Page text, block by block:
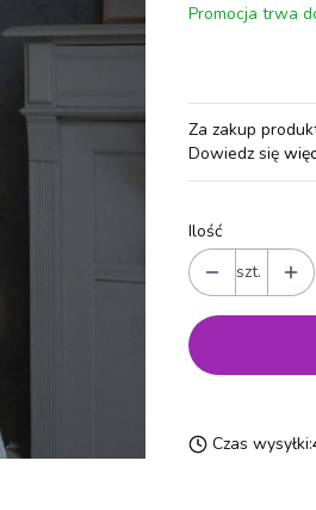
Promocja trwa
Za zakup
Dowiedz się
Ilość
szt.
Czas wysyłki: